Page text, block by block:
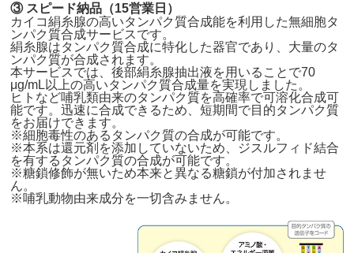
③ スピード納品（15営業日）
カイコ絹糸腺の高いタンパク質合成能を利用した無細胞タ
ンパク質合成サービスです。
絹糸腺はタンパク質合成に特化した器官であり、大量のタ
ンパク質が合成されます。
本サービスでは、後部絹糸腺抽出液を用いることで70
μg/mL以上の高いタンパク質合成量を実現しました。
ヒトなど哺乳類由来のタンパク質を高確率で可溶化合成可
能です。迅速に合成できるため、短期間で目的タンパク質
をお届けできます。
※細胞毒性のあるタンパク質の合成が可能です。
※本系は還元剤を添加していないため、ジスルフィド結合
を有するタンパク質の合成が可能です。
※糖鎖修飾が無いため本来と異なる糖鎖が付加されませ
ん。
※哺乳動物由来成分を一切含みません。